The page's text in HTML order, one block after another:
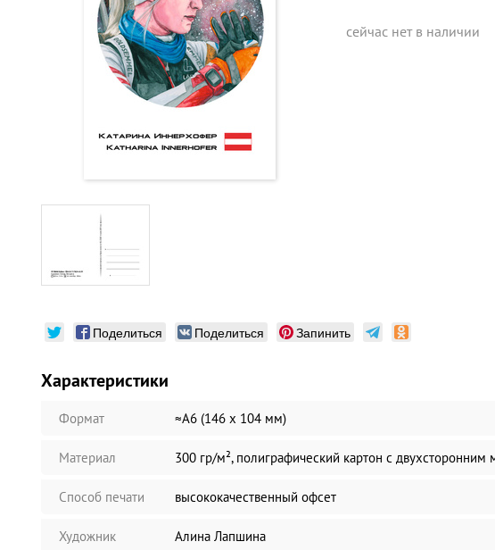
сейчас нет в наличии
Поделиться Поделиться Запинить
Характеристики
Формат ≈А6 (146 х 104 мм)
Материал 300 гр/м², полиграфический картон с двухсторонним
Способ печати высококачественный офсет
Художник Алина Лапшина